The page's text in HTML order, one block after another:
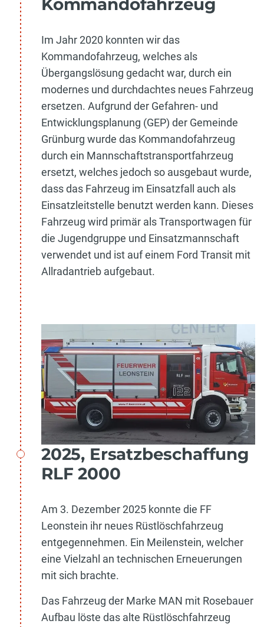
Im Jahr 2020 konnten wir das
Kommandofahrzeug, welches als
Übergangslösung gedacht war, durch ein
modernes und durchdachtes neues Fahrzeug
ersetzen. Aufgrund der Gefahren- und
Entwicklungsplanung (GEP) der Gemeinde
Grünburg wurde das Kommandofahrzeug
durch ein Mannschaftstransportfahrzeug
ersetzt, welches jedoch so ausgebaut wurde,
dass das Fahrzeug im Einsatzfall auch als
Einsatzleitstelle benutzt werden kann. Dieses
Fahrzeug wird primär als Transportwagen für
die Jugendgruppe und Einsatzmannschaft
verwendet und ist auf einem Ford Transit mit
Allradantrieb aufgebaut.
2025, Ersatzbeschaffung
RLF 2000
Am 3. Dezember 2025 konnte die FF
Leonstein ihr neues Rüstlöschfahrzeug
entgegennehmen. Ein Meilenstein, welcher
eine Vielzahl an technischen Erneuerungen
mit sich brachte.
Das Fahrzeug der Marke MAN mit Rosebauer
Aufbau löste das alte Rüstlöschfahrzeug